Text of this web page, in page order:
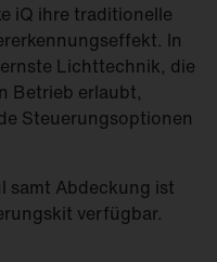
iQ ihre traditionelle
In
Lichttechnik, die
Betrieb erlaubt,
Steuerungsoptionen
samt Abdeckung ist
verfügbar.